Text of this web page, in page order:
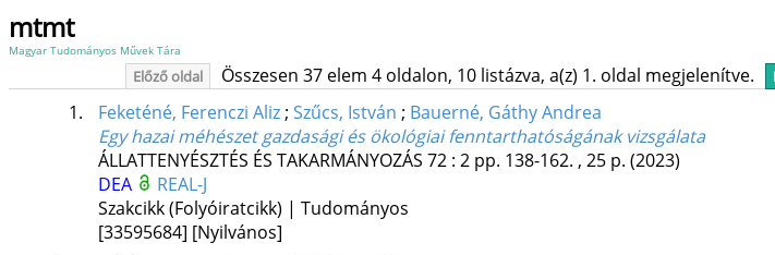
mtmt
Magyar Tudományos Művek Tára
Előző oldal Összesen 37 elem 4 oldalon, 10 listázva, a(z) 1. oldal megjelenítve.
1. Feketéné, Ferenczi Aliz; Szűcs, István ; Bauerné, Gáthy Andrea
Egy hazai méhészet gazdasági és ökológiai fenntarthatóságának vizsgálata
ÁLLATTENYÉSZTÉS ÉS TAKARMÁNYOZÁS 72: 2 pp. 138-162. , 25 p. (2023)
DEA
REAL-J
Szakcikk (Folyóiratcikk) | Tudományos
[33595684] [Nyilvános]